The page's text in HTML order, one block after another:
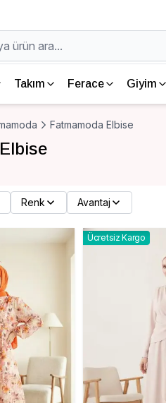
Takım Ferace Giyim
Fatmamoda Elbise
Renk Avantaj
Ücretsiz Kargo